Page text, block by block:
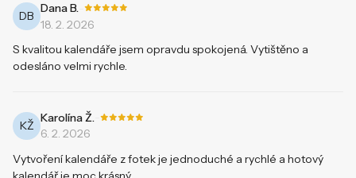
DB
Dana B.
18. 2. 2026
S kvalitou kalendáře jsem opravdu spokojená. Vytištěno a
odesláno velmi rychle.
KŽ
Karolína Ž.
6. 2. 2026
Vytvoření kalendáře z fotek je jednoduché a rychlé a hotový